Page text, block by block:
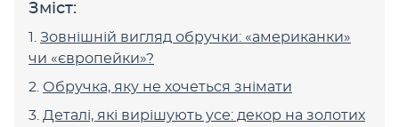
Зміст:
Зовнішній вигляд обручки: «американки»
чи «європейки»?
Обручка, яку не хочеться знімати
Деталі, які вирішують усе: декор на золотих